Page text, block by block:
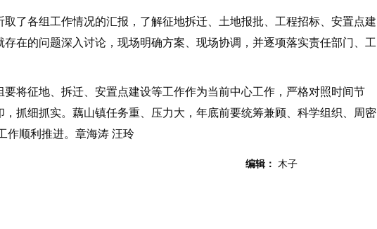
各组工作情况的汇报，了解征地拆迁、土地报批、工程招标、安置点建
在的问题深入讨论，现场明确方案、现场协调，并逐项落实责任部门、工
征地、拆迁、安置点建设等工作作为当前中心工作，严格对照时间节
，抓细抓实。藕山镇任务重、压力大，年底前要统筹兼顾、科学组织、周密
作顺利推进。章海涛 汪玲
编辑： 木子